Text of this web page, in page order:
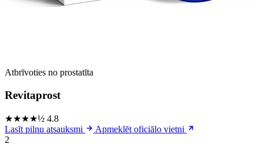
Atbrīvoties no prostatīta
Revitaprost
★★★★½ 4.8
Lasīt pilnu atsauksmi
Apmeklēt oficiālo vietni
2